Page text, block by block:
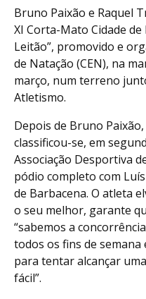
Bruno Paixão e Raquel
XI Corta-Mato Cidade
Leitão”, promovido e
de Natação (CEN), na
março, num terreno
Atletismo.
Depois de Bruno
classificou-se, em
Associação Desportiva
pódio completo com
de Barbacena. O atleta
o seu melhor, garante
“sabemos a
todos os fins de
para tentar alcançar
fácil”.